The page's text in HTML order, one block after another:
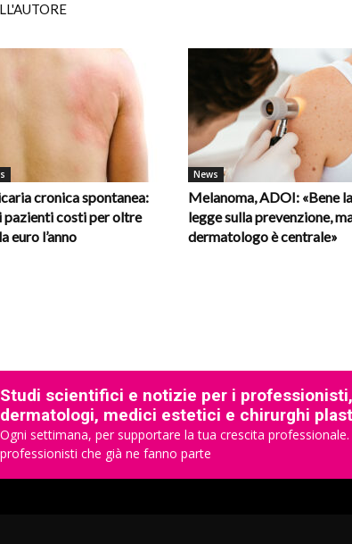
cronica spontanea:
pazienti costi per oltre
euro l’anno
News
Melanoma, ADOI: «Bene la
legge sulla prevenzione,
dermatologo è centrale»
Studi scientifici e notizie per i
dermatologi, medici estetici e chirurghi
Ogni settimana, per supportare la tua crescita
professionisti che già ne fanno parte